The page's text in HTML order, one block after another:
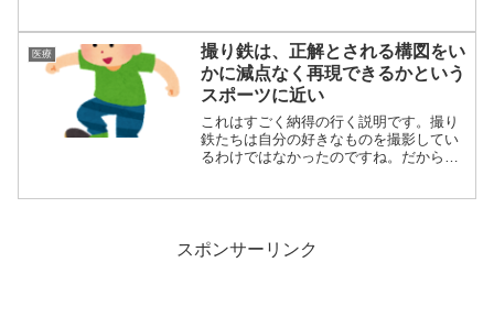
医療
撮り鉄は、正解とされる構図をい
かに減点なく再現できるかという
スポーツに近い
これはすごく納得の行く説明です。撮り
鉄たちは自分の好きなものを撮影してい
るわけではなかったのですね。だからこ
スポンサーリンク